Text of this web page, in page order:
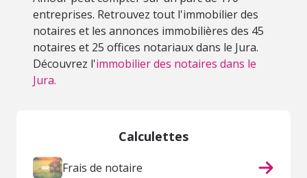
entreprises. Retrouvez tout l'immobilier des
notaires et les annonces immobilières des 45
notaires et 25 offices notariaux dans le Jura.
Découvrez l'immobilier des notaires dans le
Jura.
Calculettes
Frais de notaire